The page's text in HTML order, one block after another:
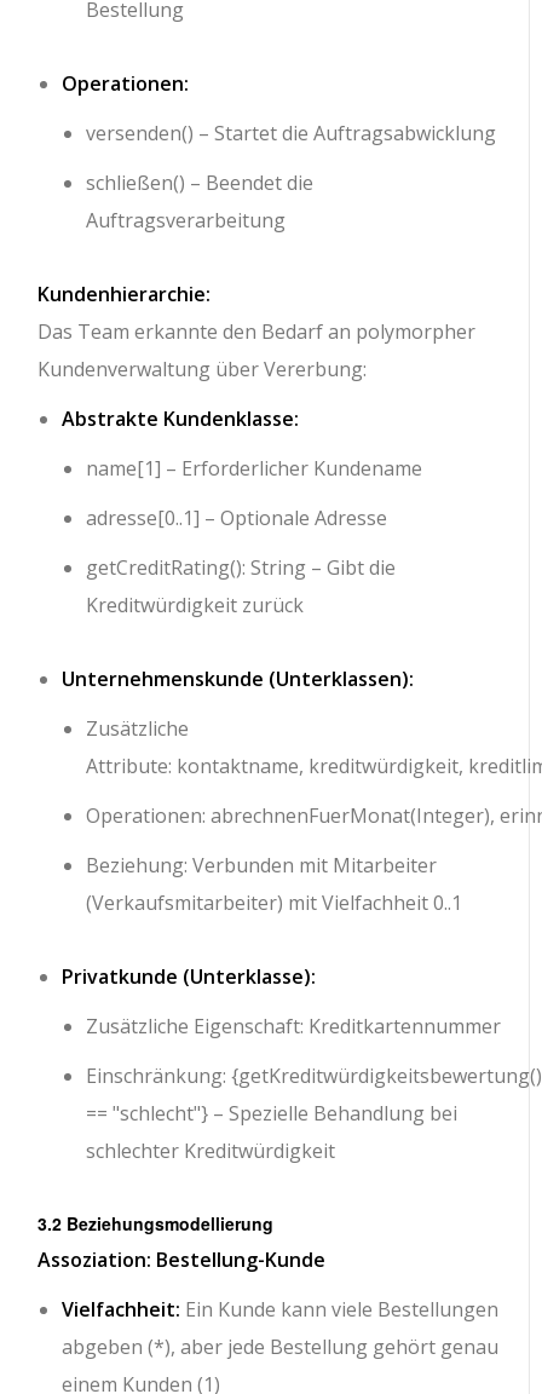
Bestellung
Operationen:
versenden() – Startet die Auftragsabwicklung
schließen() – Beendet die
Auftragsverarbeitung
Kundenhierarchie:
Das Team erkannte den Bedarf an polymorpher
Kundenverwaltung über Vererbung:
Abstrakte Kundenklasse:
name[1] – Erforderlicher Kundename
adresse[0..1] – Optionale Adresse
getCreditRating(): String – Gibt die
Kreditwürdigkeit zurück
Unternehmenskunde (Unterklassen):
Zusätzliche
Attribute: kontaktname, kreditwürdigkeit,
Operationen:abrechnenFuerMonat(Integer),
Beziehung: Verbunden mit Mitarbeiter
(Verkaufsmitarbeiter) mit Vielfachheit 0..1
Privatkunde (Unterklasse):
Zusätzliche Eigenschaft: Kreditkartennummer
Einschränkung:{getKreditwürdigkeitsbewertung()
== "schlecht"} – Spezielle Behandlung bei
schlechter Kreditwürdigkeit
3.2 Beziehungsmodellierung
Assoziation: Bestellung-Kunde
Vielfachheit: Ein Kunde kann viele Bestellungen
abgeben (*), aber jede Bestellung gehört genau
einem Kunden (1)